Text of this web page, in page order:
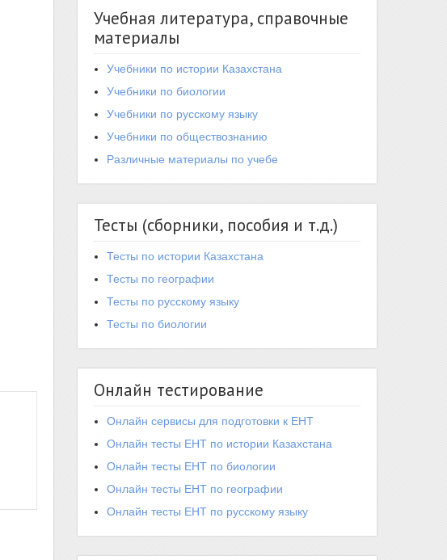
Учебная литература, справочные
материалы
Учебники по истории Казахстана
Учебники по биологии
Учебники по русскому языку
Учебники по обществознанию
Различные материалы по учебе
Тесты (сборники, пособия и т.д.)
Тесты по истории Казахстана
Тесты по географии
Тесты по русскому языку
Тесты по биологии
Онлайн тестирование
Онлайн сервисы для подготовки к ЕНТ
Онлайн тесты ЕНТ по истории Казахстана
Онлайн тесты ЕНТ по биологии
Онлайн тесты ЕНТ по географии
Онлайн тесты ЕНТ по русскому языку